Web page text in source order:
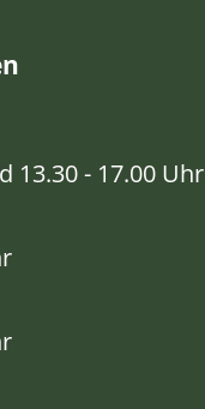
13.30 - 17.00 Uhr